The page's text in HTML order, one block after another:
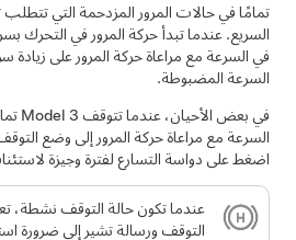
تمامًا في حالات المرور المزدحمة التي تتطلب
السريع. عندما تبدأ حركة المرور في التحرك بسرعة
في السرعة مع مراعاة حركة المرورعلى زيادة سرعة
السرعة المضبوطة.
في بعض الأحيان، عندما تتوقفModel 3تمامًا،
السرعة مع مراعاة حركة المرورإلى وضع التوقف.
اضغط على دواسة التسارع لفترة وجيزة لاستئناف
عندما تكون حالة التوقف نشطة،
التوقف ورسالة تشير إلى ضرورة